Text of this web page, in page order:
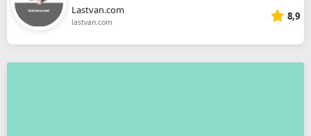
Lastvan.com
lastvan.com 8,9